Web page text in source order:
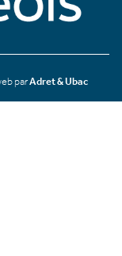
parAdret & Ubac